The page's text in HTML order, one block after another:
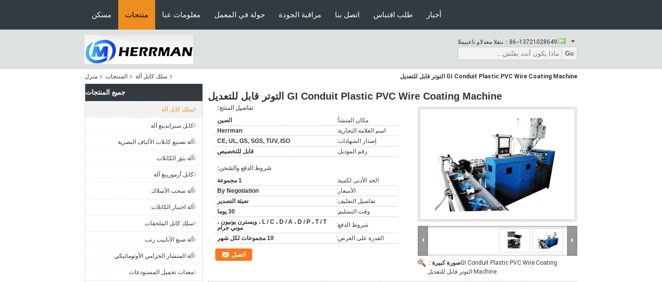
مسكن منتجات معلومات عنا جولة في المعمل مراقبة الجودة اتصل بنا طلب اقتباس أخبار
المبيعات والدعم الفنى： 86--13721028649
Go
منزل المنتجات سلك كابل آلة GI Conduit Plastic PVC Wire Coating Machine التوتر قابل للتعديل
جميع المنتجات
سلك كابل آلة
كابل ستراندينغ آلة
آلة تصنيع كابلات الألياف البصرية
آلة بثق الكابلات
كابل أرمورينغ آلة
آلة سحب الأسلاك
آلة اختبار الكابلات
سلك كابل الملحقات
آلة صنع الأنابيب رتب
آلة المنشار الحزامي الأوتوماتيكي
معدات تحميل المستودعات
GI Conduit Plastic PVC Wire Coating Machine التوتر قابل للتعديل
صورة كبيرة :GI Conduit Plastic PVC Wire Coating
Machine التوتر قابل للتعديل
تفاصيل المنتج:
مكان المنشأ:
الصين
اسم العلامة التجارية:
Herrman
إصدار الشهادات:
CE, UL, GS, SGS, TUV, ISO
رقم الموديل:
قابل للتخصيص
شروط الدفع والشحن:
الحد الأدنى لكمية:
1 مجموعة
الأسعار:
By Negotiation
تفاصيل التغليف:
تعبئة التصدير
وقت التسليم:
30 يوما
شروط الدفع:
L / C ، D / A ، D / P ، T / T ، ويسترن يونيون ،
موني جرام
القدرة على العرض:
10 مجموعات لكل شهر
اتصل